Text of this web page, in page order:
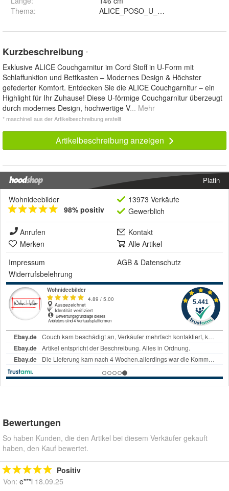
Thema: ALICE_POSO_U_38,
Kurzbeschreibung *
Exklusive ALICE Couchgarnitur im Cord Stoff in U-Form mit
Schlaffunktion und Bettkasten – Modernes Design & Höchster
gefederter Komfort. Entdecken Sie die ALICE Couchgarnitur – ein
Highlight für Ihr Zuhause! Diese U-förmige Couchgarnitur überzeugt
durch modernes Design, hochwertige V... Mehr
* maschinell aus der Artikelbeschreibung erstellt
Artikelbeschreibung anzeigen
Platin
Wohnideebilder
98% positiv
13973 Verkäufe
Gewerblich
Anrufen
Kontakt
Merken
Alle Artikel
Impressum
AGB & Datenschutz
Widerrufsbelehrung
Bewertungen
So haben Kunden, die den Artikel bei diesem Verkäufer gekauft
haben, den Kauf bewertet.
Positiv
Von: e***l 18.09.25